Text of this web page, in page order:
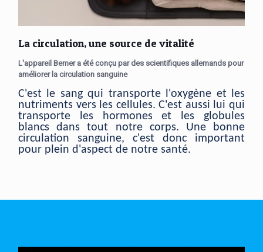
La circulation, une source de vitalité
L'appareil Bemer a été conçu par des scientifiques allemands pour
améliorer la circulation sanguine
C'est le sang qui transporte l'oxygène et les
nutriments vers les cellules. C'est aussi lui qui
transporte les hormones et les globules
blancs dans tout notre corps. Une bonne
circulation sanguine, c'est donc important
pour plein d'aspect de notre santé.